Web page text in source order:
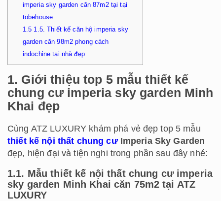
imperia sky garden căn 87m2 tại tại
tobehouse
1.5 1.5. Thiết kế căn hộ imperia sky
garden căn 98m2 phong cách
indochine tại nhà đẹp
1. Giới thiệu top 5 mẫu thiết kế
chung cư imperia sky garden Minh
Khai đẹp
Cùng ATZ LUXURY khám phá vẻ đẹp top 5 mẫu
thiết kế nội thất chung cưImperia Sky Garden
đẹp, hiện đại và tiện nghi trong phần sau đây nhé:
1.1. Mẫu thiết kế nội thất chung cư imperia
sky garden Minh Khai căn 75m2 tại ATZ
LUXURY